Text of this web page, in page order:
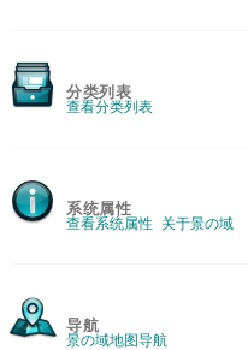
分类列表
查看分类列表
系统属性
查看系统属性 关于景の域
导航
景の域地图导航